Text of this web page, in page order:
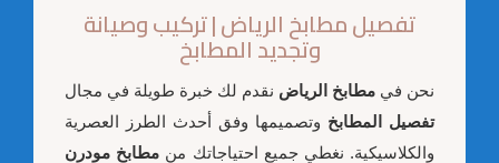
تفصيل مطابخ الرياض | تركيب وصيانة
وتجديد المطابخ
نحن في مطابخ الرياض نقدم لك خبرة طويلة في مجال
تفصيل المطابخ وتصميمها وفق أحدث الطرز العصرية
والكلاسيكية. نغطي جميع احتياجاتك من مطابخ مودرن